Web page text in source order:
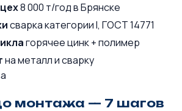
8 000 т/год в Брянске
сварка категории I, ГОСТ 14771
горячее цинк + полимер
на металл и сварку
монтажа — 7 шагов